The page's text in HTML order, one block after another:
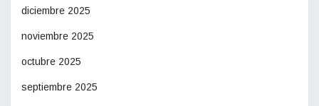
diciembre 2025
noviembre 2025
octubre 2025
septiembre 2025